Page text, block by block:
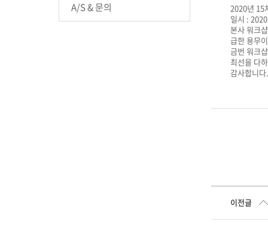
A/S & 문의
2020년 15
일시 :
본사 워크
급한 용무
금번 워크
최선을 다
감사합니다.
이전글